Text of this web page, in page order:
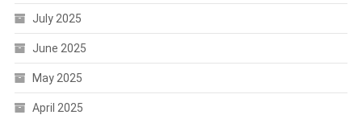
July 2025
June 2025
May 2025
April 2025